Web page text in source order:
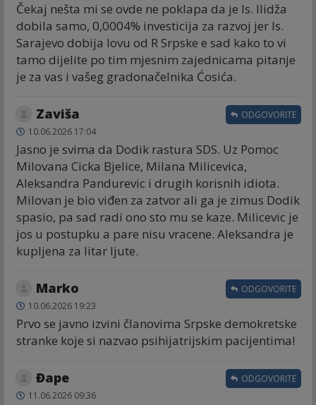
Čekaj nešta mi se ovde ne poklapa da je Is. Ilidža
dobila samo, 0,0004% investicija za razvoj jer Is.
Sarajevo dobija lovu od R Srpske e sad kako to vi
tamo dijelite po tim mjesnim zajednicama pitanje
je za vas i vašeg gradonačelnika Ćosića.
Zaviša
10.06.2026 17:04
Jasno je svima da Dodik rastura SDS. Uz Pomoc
Milovana Cicka Bjelice, Milana Milicevica,
Aleksandra Pandurevic i drugih korisnih idiota.
Milovan je bio viđen za zatvor ali ga je zimus Dodik
spasio, pa sad radi ono sto mu se kaze. Milicevic je
jos u postupku a pare nisu vracene. Aleksandra je
kupljena za litar ljute.
ODGOVORITE
Marko
10.06.2026 19:23
Prvo se javno izvini članovima Srpske demokretske
stranke koje si nazvao psihijatrijskim pacijentima!
ODGOVORITE
Đape
11.06.2026 09:36
ODGOVORITE